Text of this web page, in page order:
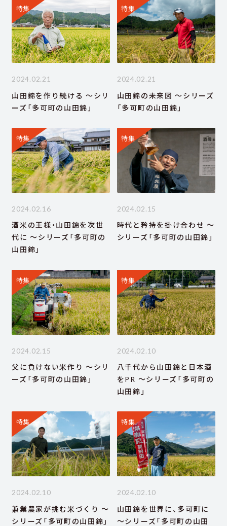
特集
2024.02.21
山田錦を作り続ける ～シリ
ーズ「多可町の山田錦」
特集
2024.02.21
山田錦の未来図 ～シリーズ
「多可町の山田錦」
特集
2024.02.16
酒米の王様・山田錦を次世
代に ～シリーズ「多可町の
山田錦」
特集
2024.02.15
時代と矜持を掛け合わせ ～
シリーズ「多可町の山田錦」
特集
2024.02.15
父に負けない米作り ～シリ
ーズ「多可町の山田錦」
特集
2024.02.10
八千代から山田錦と日本酒
をPR ～シリーズ「多可町の
山田錦」
特集
2024.02.10
兼業農家が挑む米づくり ～
シリーズ「多可町の山田錦」
特集
2024.02.10
山田錦を世界に、多可町に
～シリーズ「多可町の山田